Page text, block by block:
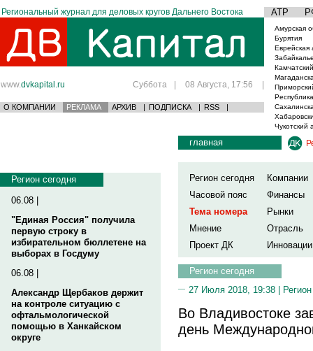
Региональный журнал для деловых кругов Дальнего Востока АТР
www.dvkapital.ru Суббота | 08 Августа, 17:56 |
О КОМПАНИИ РЕКЛАМА АРХИВ | ПОДПИСКА | RSS |
Амурская
Бурятия
Еврейская
Чукотский
Регион сегодня
06.08 |
"Единая Россия" получила
первую строку в
избирательном бюллетене на
выборах в Госдуму
06.08 |
Александр Щербаков держит
на контроле ситуацию с
офтальмологической
помощью в Ханкайском
округе
главная
Регион сегодня
Компании
Часовой пояс
Финансы
Тема номера
Рынки
Мнение
Отрасль
Проект ДК
Инновации
Регион сегодня
27 Июля 2018, 19:38 |
Во Владивостоке
день